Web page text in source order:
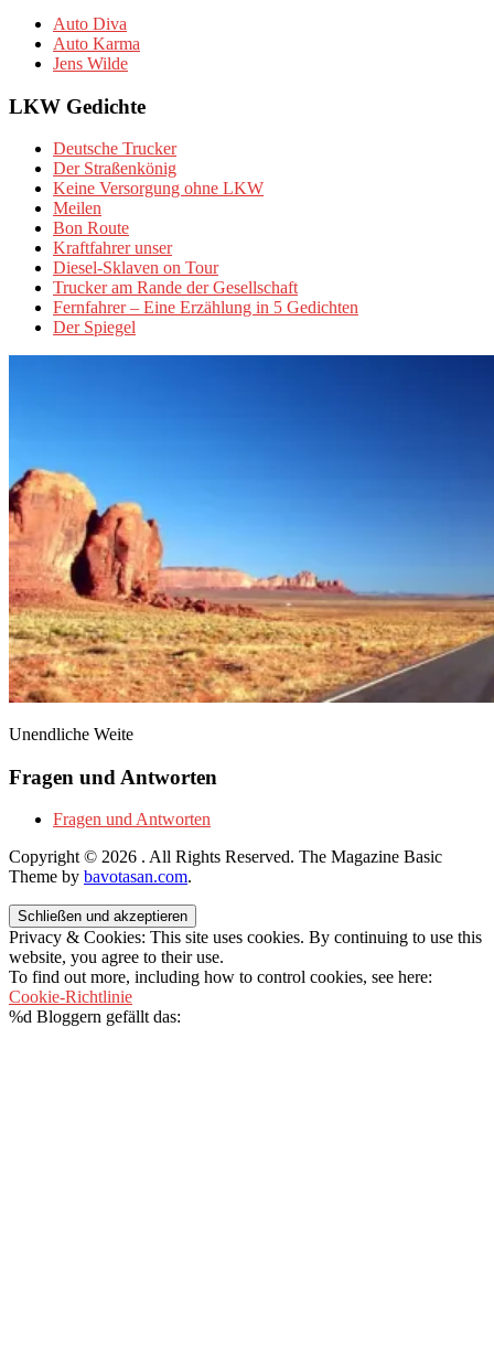
Auto Diva
Auto Karma
Jens Wilde
LKW Gedichte
Deutsche Trucker
Der Straßenkönig
Keine Versorgung ohne LKW
Meilen
Bon Route
Kraftfahrer unser
Diesel-Sklaven on Tour
Trucker am Rande der Gesellschaft
Fernfahrer – Eine Erzählung in 5 Gedichten
Der Spiegel
Unendliche Weite
Fragen und Antworten
Fragen und Antworten
Copyright © 2026 . All Rights Reserved. The Magazine Basic
Theme by bavotasan.com.
Privacy & Cookies: This site uses cookies. By continuing to use this
website, you agree to their use.
To find out more, including how to control cookies, see here:
Cookie-Richtlinie
%d Bloggern gefällt das: